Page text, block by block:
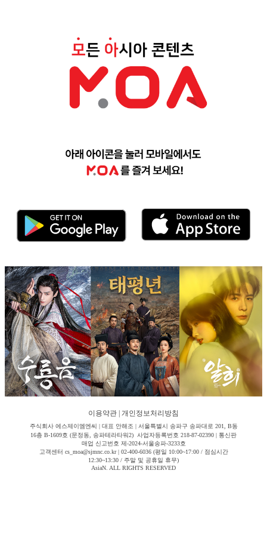
이용약관 개인정보처리방침
주식회사 에스제이엠엔씨 | 대표 안해조 | 서울특별시 송파구 송파대로 201, B동
16층 B-1609호 (문정동, 송파테라타워2) 사업자등록번호 218-87-02390 | 통신판
매업 신고번호 제-2024-서울송파-3233호
고객센터 cs_moa@sjmnc.co.kr | 02-400-6036 (평일 10:00~17:00 / 점심시간
12:30~13:30 / 주말 및 공휴일 휴무)
AsiaN. ALL RIGHTS RESERVED